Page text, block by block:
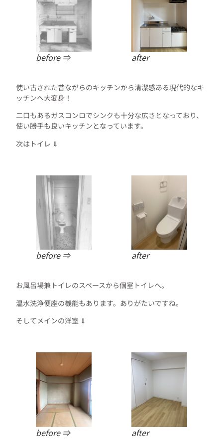
before ⇒ after
使い古された昔ながらのキッチンから清潔感ある現代的なキ
ッチンへ大変身！
二口もあるガスコンロでシンクも十分な広さとなっており、
使い勝手も良いキッチンとなっています。
次はトイレ ⇓
before ⇒ after
お風呂場兼トイレのスペースから個室トイレへ。
温水洗浄便座の機能もあります。ありがたいですね。
そしてメインの洋室 ⇓
before ⇒ after